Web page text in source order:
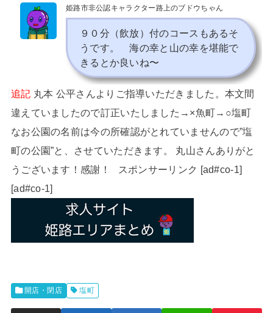
姫路市非公認キャラクター路上のブドウちゃん
９０分（飲放）付のコースもあるそ
うです。 海の幸と山の幸を堪能で
きるとか良いね〜
追記 丸本 公平さんよりご指導いただきました。本文間
違えていましたので訂正いたしました→×魚町→○塩町
なお公園の名前は今の所確認がとれていませんので”塩
町の公園”と、させていただきます。 丸山さんありがと
うございます！感謝！ スポンサーリンク [ad#co-1]
[ad#co-1]
開店・閉店 塩町